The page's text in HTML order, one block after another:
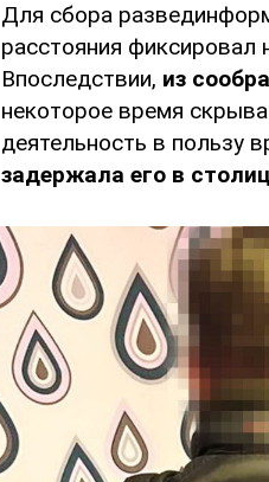
Для сбора
расстояния
Впоследствии, из
некоторое время
деятельность в пользу
задержала его в